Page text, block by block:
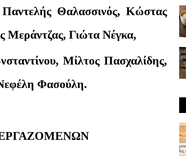
Θαλασσινός, Κώστας
Μεράντζας, Γιώτα Νέγκα,
Μίλτος Πασχαλίδης,
Φασούλη.